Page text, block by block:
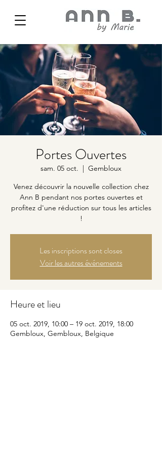
Portes Ouvertes
sam. 05 oct.
  |
Gembloux
Venez découvrir la nouvelle collection chez
Ann B pendant nos portes ouvertes et
profitez d'une réduction sur tous les articles
!
Les inscriptions sont closes
Voir les autres événements
Heure et lieu
05 oct. 2019, 10:00 – 19 oct. 2019, 18:00
Gembloux, Gembloux, Belgique